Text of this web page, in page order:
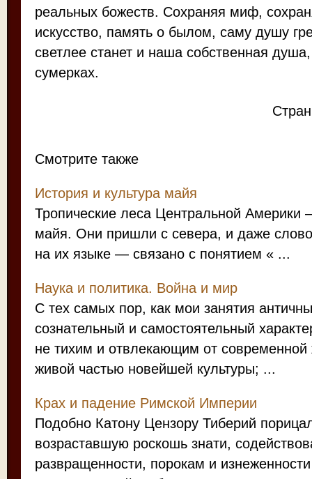
реальных божеств. Сохраняя миф,
искусство, память о былом, саму душу
светлее станет и наша собственная
сумерках.
Смотрите также
История и культура майя
Тропические леса Центральной Америки
майя. Они пришли с севера, и даже
на их языке — связано с понятием « ...
Наука и политика. Война и мир
С тех самых пор, как мои занятия
сознательный и самостоятельный
не тихим и отвлекающим от
живой частью новейшей культуры; ...
Крах и падение Римской Империи
Подобно Катону Цензору Тиберий
возраставшую роскошь знати,
развращенности, порокам и